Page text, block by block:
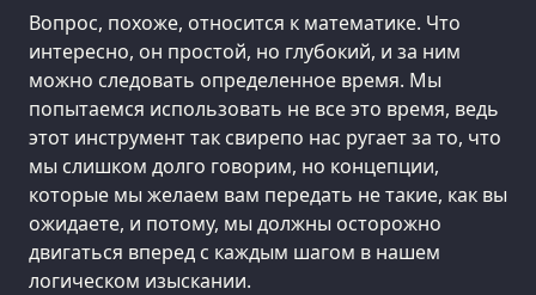
Вопрос, похоже, относится к математике. Что
интересно, он простой, но глубокий, и за ним
можно следовать определенное время. Мы
попытаемся использовать не все это время, ведь
этот инструмент так свирепо нас ругает за то, что
мы слишком долго говорим, но концепции,
которые мы желаем вам передать не такие, как вы
ожидаете, и потому, мы должны осторожно
двигаться вперед с каждым шагом в нашем
логическом изыскании.